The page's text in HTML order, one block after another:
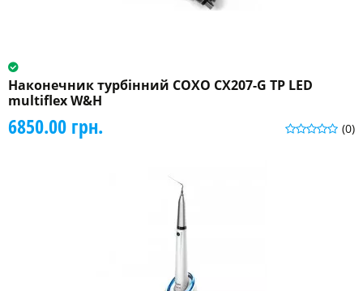
Наконечник турбінний COXO CX207-G ТР LED
multiflex W&H
(0)
6850.00 грн.